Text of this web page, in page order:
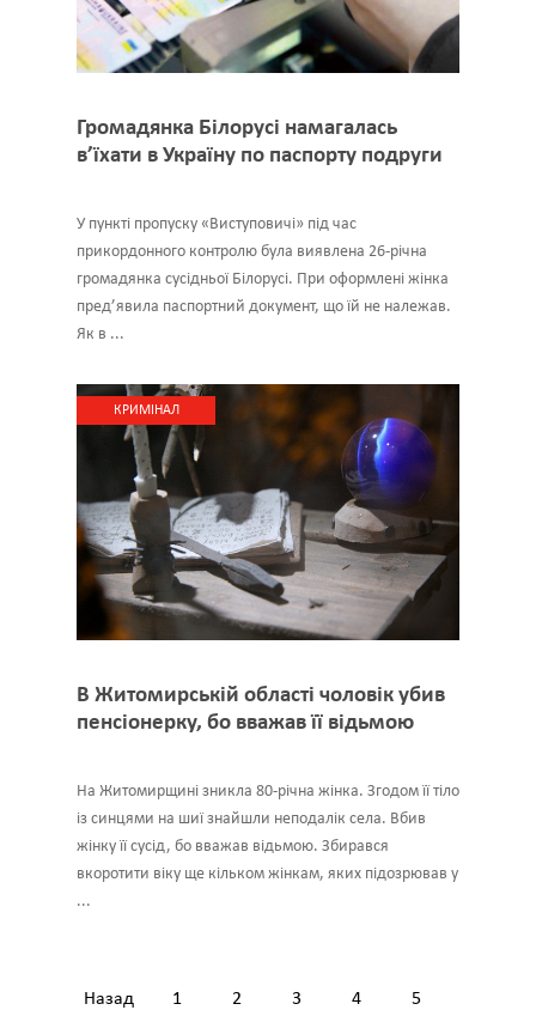
Громадянка Білорусі намагалась
в’їхати в Україну по паспорту подруги
У пункті пропуску «Виступовичі» під час
прикордонного контролю була виявлена 26-річна
громадянка сусідньої Білорусі. При оформлені жінка
пред’явила паспортний документ, що їй не належав.
Як в ...
КРИМІНАЛ
В Житомирській області чоловік убив
пенсіонерку, бо вважав її відьмою
На Житомирщині зникла 80-річна жінка. Згодом її тіло
із синцями на шиї знайшли неподалік села. Вбив
жінку її сусід, бо вважав відьмою. Збирався
вкоротити віку ще кільком жінкам, яких підозрював у
...
Назад 1 2 3 4 5